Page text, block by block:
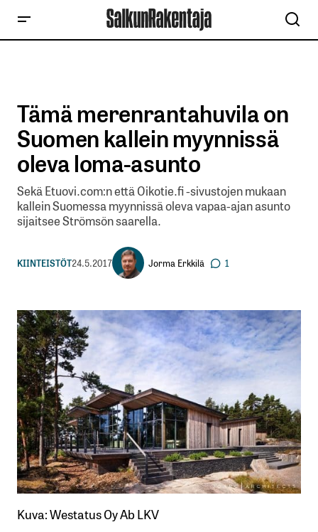
Tämä merenrantahuvila on
Suomen kallein myynnissä
oleva loma-asunto
Sekä Etuovi.com:n että Oikotie.fi -sivustojen mukaan
kallein Suomessa myynnissä oleva vapaa-ajan asunto
sijaitsee Strömsön saarella.
KIINTEISTÖT24.5.2017 Jorma Erkkilä 1
Kuva: Westatus Oy Ab LKV